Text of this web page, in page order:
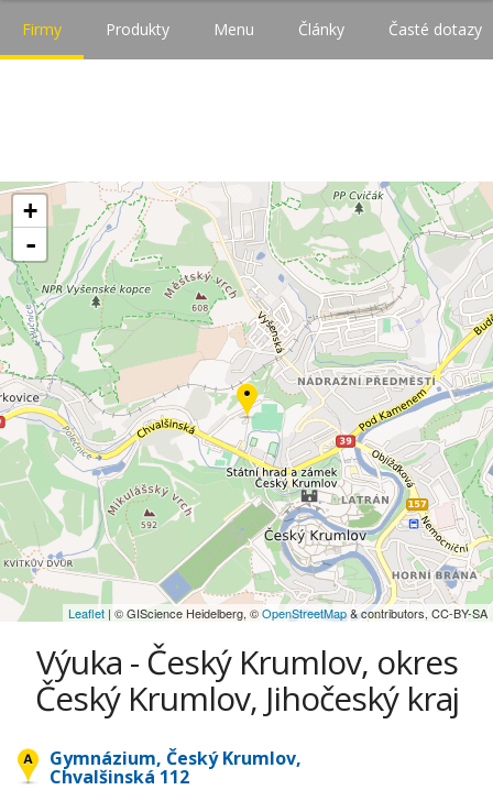
Firmy Produkty Menu Články Časté dotazy
+
-
Leaflet | © GIScience Heidelberg, ©OpenStreetMap& contributors, CC-BY-SA
Výuka - Český Krumlov, okres
Český Krumlov, Jihočeský kraj
Gymnázium, Český Krumlov,
Chvalšinská 112